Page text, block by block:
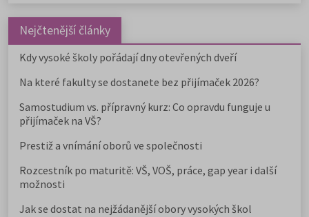
Nejčtenější články
Kdy vysoké školy pořádají dny otevřených dveří
Na které fakulty se dostanete bez přijímaček 2026?
Samostudium vs. přípravný kurz: Co opravdu funguje u
přijímaček na VŠ?
Prestiž a vnímání oborů ve společnosti
Rozcestník po maturitě: VŠ, VOŠ, práce, gap year i další
možnosti
Jak se dostat na nejžádanější obory vysokých škol